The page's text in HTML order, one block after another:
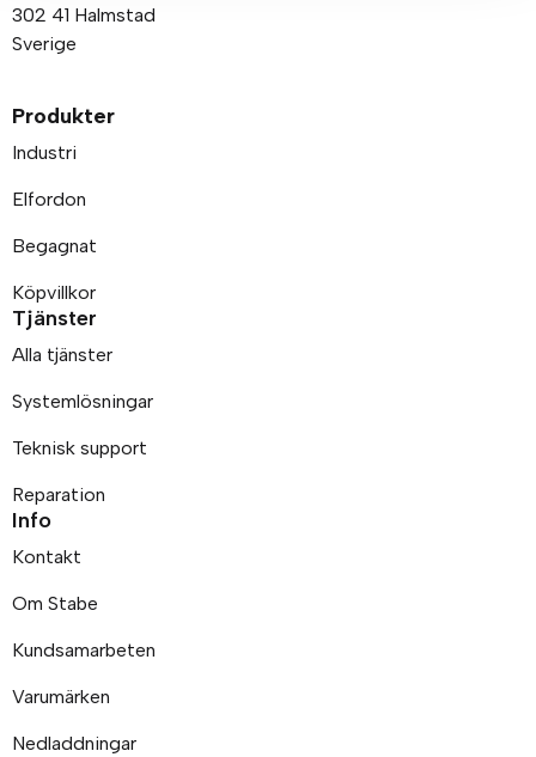
302 41 Halmstad
Sverige
Produkter
Industri
Elfordon
Begagnat
Köpvillkor
Tjänster
Alla tjänster
Systemlösningar
Teknisk support
Reparation
Info
Kontakt
Om Stabe
Kundsamarbeten
Varumärken
Nedladdningar